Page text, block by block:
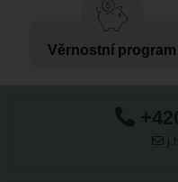
Věrnostní program